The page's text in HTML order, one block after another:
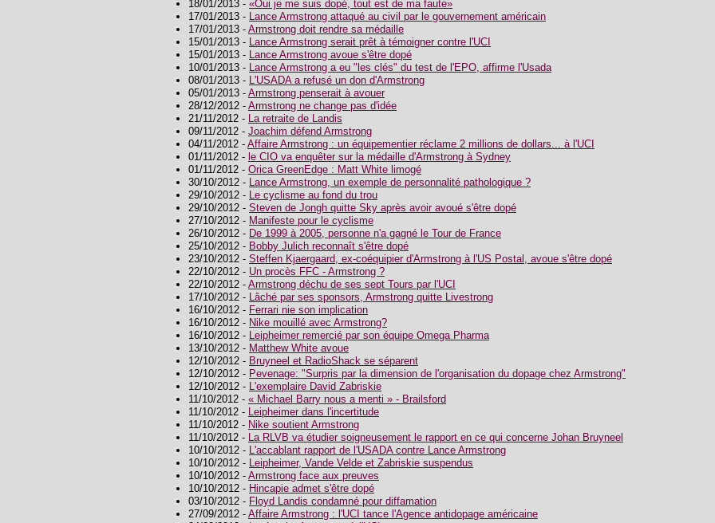
18/01/2013 - «Oui je me suis dopé, tout est de ma faute»
17/01/2013 -
Lance Armstrong attaqué au civil par le gouvernement américain
17/01/2013 - Armstrong doit rendre sa médaille
15/01/2013 -
Lance Armstrong serait prêt à témoigner contre l'UCI
15/01/2013 -
Lance Armstrong avoue s'être dopé
10/01/2013 -
Lance Armstrong a eu "les clés" du test de l'EPO, affirme l'Usada
08/01/2013 -
L'USADA a refusé un don d'Armstrong
05/01/2013 - Armstrong penserait à avouer
28/12/2012 - Armstrong ne change pas d'idée
21/11/2012 -
La retraite de Landis
09/11/2012 - Joachim défend Armstrong
04/11/2012 - Affaire Armstrong : un équipementier réclame 2 millions de dollars... à l'UCI
01/11/2012 - le CIO va enquêter sur la médaille d'Armstrong à Sydney
01/11/2012 - Orica GreenEdge : Matt White limogé
30/10/2012 -
Lance Armstrong, un exemple de personnalité pathologique ?
29/10/2012 -
Le cyclisme au fond du trou
29/10/2012 - Steven de Jongh quitte Sky après avoir avoué s'être dopé
27/10/2012 - Manifeste pour le cyclisme
26/10/2012 - De 1999 à 2005, personne n'a gagné le Tour de France
25/10/2012 - Bobby Julich reconnaît s'être dopé
23/10/2012 - Steffen Kjaergaard, ex-coéquipier d'Armstrong à l'US Postal, avoue s'être dopé
22/10/2012 - Un procès FFC - Armstrong ?
22/10/2012 - Armstrong déchu de ses sept Tours par l'UCI
17/10/2012 -
Lâché par ses sponsors, Armstrong quitte Livestrong
16/10/2012 - Ferrari nie son implication
16/10/2012 - Nike mouillé avec Armstrong?
16/10/2012 -
Leipheimer remercié par son équipe Omega Pharma
13/10/2012 - Matthew White avoue
12/10/2012 - Bruyneel et RadioShack se séparent
12/10/2012 - Pevenage: "Surpris par la dimension de l'organisation du dopage chez Armstrong"
12/10/2012 -
L'exemplaire David Zabriskie
11/10/2012 - « Michael Barry nous a menti » - Brailsford
11/10/2012 -
Leipheimer dans l'incertitude
11/10/2012 - Nike soutient Armstrong
11/10/2012 -
La RLVB va étudier soigneusement le rapport en ce qui concerne Johan Bruyneel
10/10/2012 -
L'accablant rapport de l'USADA contre Lance Armstrong
10/10/2012 -
Leipheimer, Vande Velde et Zabriskie suspendus
10/10/2012 - Armstrong face aux preuves
10/10/2012 - Hincapie admet s'être dopé
03/10/2012 - Floyd Landis condamné pour diffamation
27/09/2012 - Affaire Armstrong : l'UCI tance l'Agence antidopage américaine